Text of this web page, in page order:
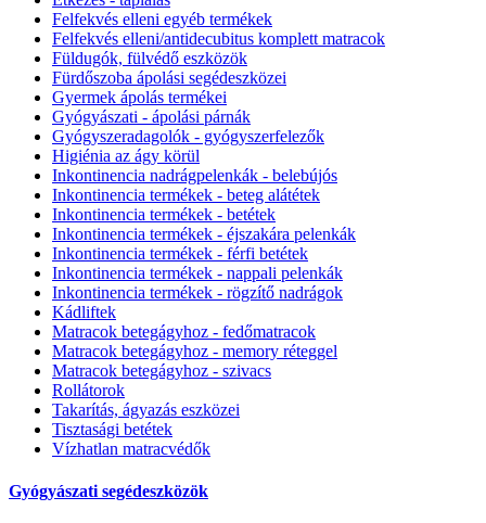
Felfekvés elleni egyéb termékek
Felfekvés elleni/antidecubitus komplett matracok
Füldugók, fülvédő eszközök
Fürdőszoba ápolási segédeszközei
Gyermek ápolás termékei
Gyógyászati - ápolási párnák
Gyógyszeradagolók - gyógyszerfelezők
Higiénia az ágy körül
Inkontinencia nadrágpelenkák - belebújós
Inkontinencia termékek - beteg alátétek
Inkontinencia termékek - betétek
Inkontinencia termékek - éjszakára pelenkák
Inkontinencia termékek - férfi betétek
Inkontinencia termékek - nappali pelenkák
Inkontinencia termékek - rögzítő nadrágok
Kádliftek
Matracok betegágyhoz - fedőmatracok
Matracok betegágyhoz - memory réteggel
Matracok betegágyhoz - szivacs
Rollátorok
Takarítás, ágyazás eszközei
Tisztasági betétek
Vízhatlan matracvédők
Gyógyászati segédeszközök